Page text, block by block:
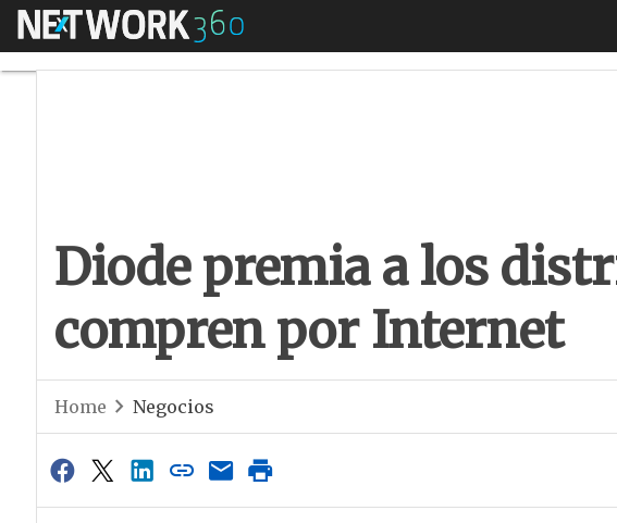
Menú
Diode premia a los
compren por Internet
Home Negocios